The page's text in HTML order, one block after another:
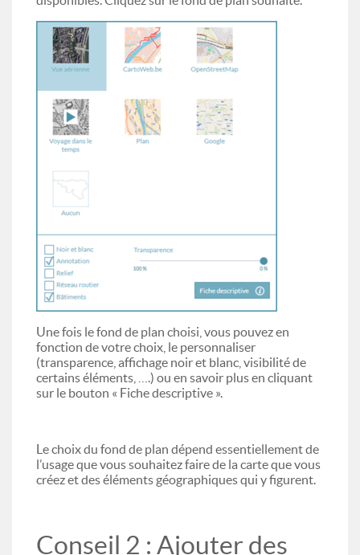
Une fois le fond de plan choisi, vous pouvez en
fonction de votre choix, le personnaliser
(transparence, affichage noir et blanc, visibilité de
certains éléments, ….) ou en savoir plus en cliquant
sur le bouton « Fiche descriptive ».
Le choix du fond de plan dépend essentiellement de
l’usage que vous souhaitez faire de la carte que vous
créez et des éléments géographiques qui y figurent.
Conseil 2 : Ajouter des